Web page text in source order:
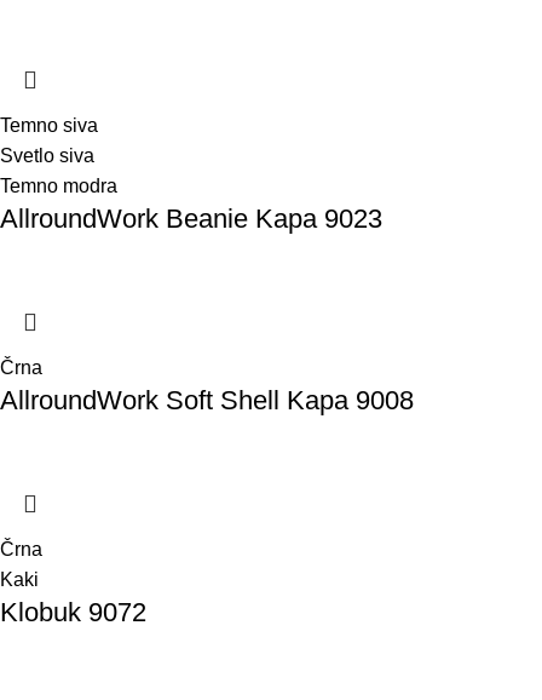
Temno siva
Svetlo siva
Temno modra
AllroundWork Beanie Kapa 9023
Črna
AllroundWork Soft Shell Kapa 9008
Črna
Kaki
Klobuk 9072